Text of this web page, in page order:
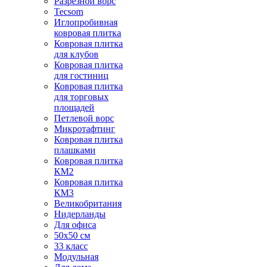
Tecsom
Иглопробивная
ковровая плитка
Ковровая плитка
для клубов
Ковровая плитка
для гостиниц
Ковровая плитка
для торговых
площадей
Петлевой ворс
Микротафтинг
Ковровая плитка
плашками
Ковровая плитка
КМ2
Ковровая плитка
КМ3
Великобритания
Нидерланды
Для офиса
50х50 см
33 класс
Модульная